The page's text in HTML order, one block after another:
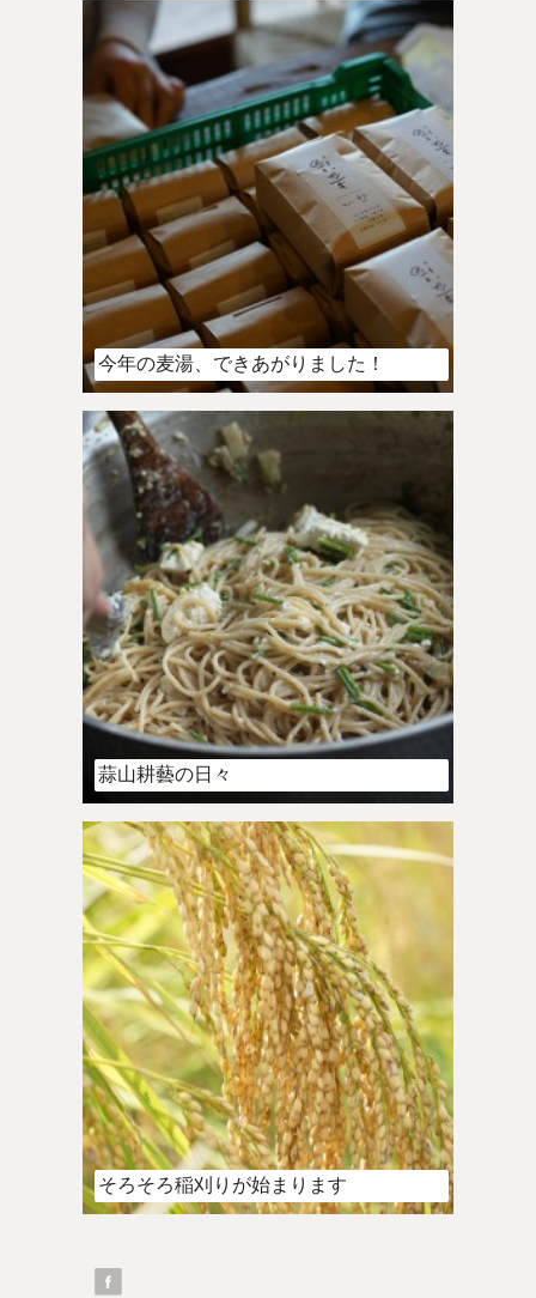
今年の麦湯、できあがりました！
蒜山耕藝の日々
そろそろ稲刈りが始まります